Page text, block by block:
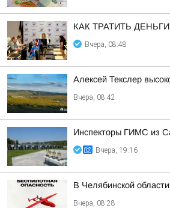
КАК ТРАТИТЬ
Вчера, 08:48
Алексей Текслер
Вчера, 08:42
Инспекторы ГИМС из
Вчера, 19:16
В Челябинской
Вчера, 08:28